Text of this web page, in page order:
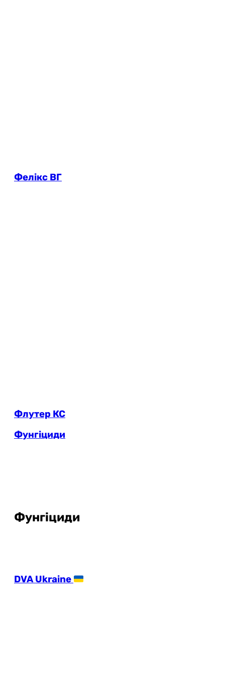
Фелікс ВГ
Флутер КС
Фунгіциди
Фунгіциди
DVA Ukraine